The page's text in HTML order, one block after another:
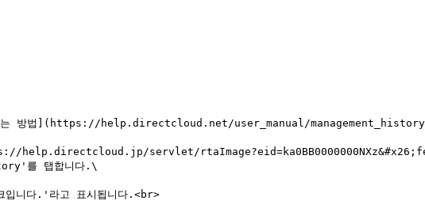
방법](https://help.directcloud.net/user_manual/
help.directcloud.jp/servlet/
를 탭합니다.\